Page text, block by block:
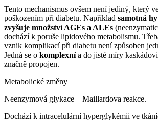
Tento mechanismus ovšem není jediný, který
poškozením při diabetu. Například samotná
zvyšuje množství AGEs a ALEs
dochází k poruše lipidového metabolismu.
vznik komplikací při diabetu není způsoben
Jedná se o komplexnía do jisté míry
značně propojen.
Metabolické změny
Neenzymová glykace – Maillardova reakce.
Dochází k intracelulární hyperglykémii ve